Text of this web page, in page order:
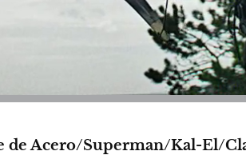
de Acero/Superman/Kal-El/